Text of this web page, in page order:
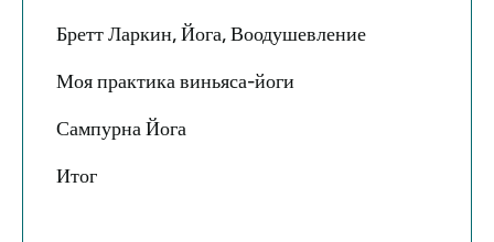
Бретт Ларкин, Йога, Воодушевление
Моя практика виньяса-йоги
Сампурна Йога
Итог